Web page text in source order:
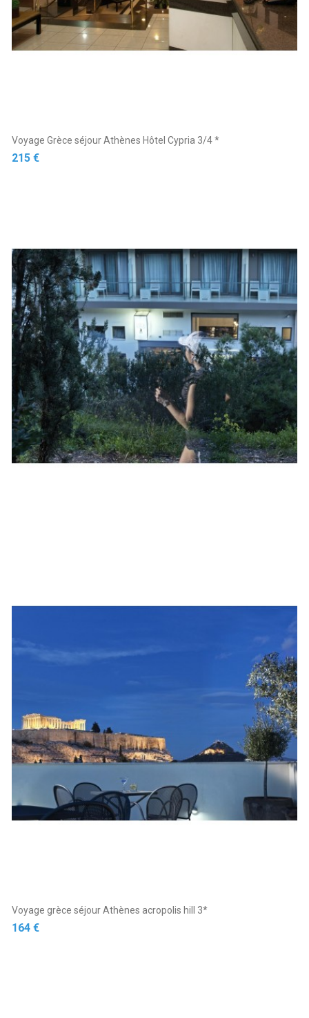
Voyage Grèce séjour Athènes Hôtel Cypria 3/4 *
Prix
215 €
Voyage grèce séjour Athènes acropolis hill 3*
Prix
164 €